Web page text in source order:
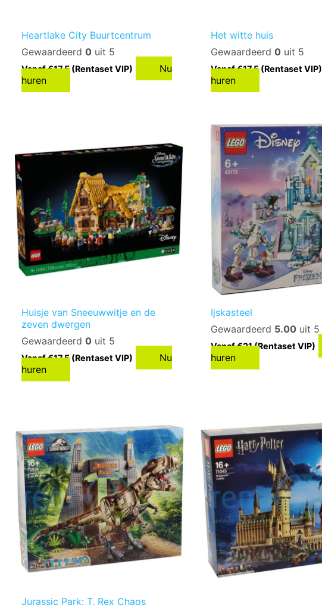
Heartlake City Buurtcentrum
Gewaardeerd 0uit 5
Vanaf €17,5 (Rentaset VIP)
Nu
huren
Het witte huis
Gewaardeerd0 uit 5
Vanaf €17,5 (Rentaset VIP)
huren
Huisje van Sneeuwwitje en de
zeven dwergen
Gewaardeerd 0uit 5
Vanaf €17,5 (Rentaset VIP)
Nu
huren
Ijskasteel
Gewaardeerd 5.00 uit 5
Vanaf €21 (Rentaset VIP)
huren
Jurassic Park: T. Rex Chaos